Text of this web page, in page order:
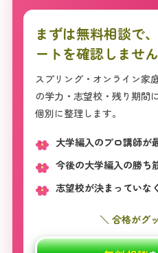
まずは無料相談で
ートを確認しませ
スプリング・オンライン家
の学力・志望校・残り期間
個別に整理します。
大学編入のプロ講師が
今後の大学編入の勝ち
志望校が決まっていな
＼ 合格がグ